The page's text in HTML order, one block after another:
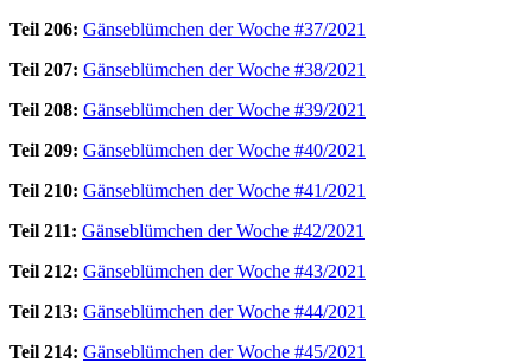
Teil 206: Gänseblümchen der Woche #37/2021
Teil 207: Gänseblümchen der Woche #38/2021
Teil 208: Gänseblümchen der Woche #39/2021
Teil 209: Gänseblümchen der Woche #40/2021
Teil 210: Gänseblümchen der Woche #41/2021
Teil 211: Gänseblümchen der Woche #42/2021
Teil 212: Gänseblümchen der Woche #43/2021
Teil 213: Gänseblümchen der Woche #44/2021
Teil 214: Gänseblümchen der Woche #45/2021